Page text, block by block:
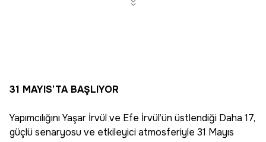
31 MAYIS’TA BAŞLIYOR
Yapımcılığını Yaşar İrvül ve Efe İrvül’ün üstlendiği Daha 17,
güçlü senaryosu ve etkileyici atmosferiyle 31 Mayıs